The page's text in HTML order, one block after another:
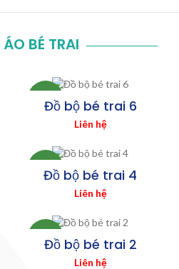
BÉ TRAI
MỚI
Đồ bộ bé trai 6
Liên hệ
MỚI
Đồ bộ bé trai 4
Liên hệ
MỚI
Đồ bộ bé trai 2
Liên hệ